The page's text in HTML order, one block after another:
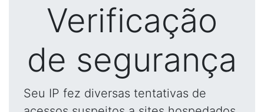
Verificação
de segurança
Seu IP fez diversas tentativas de